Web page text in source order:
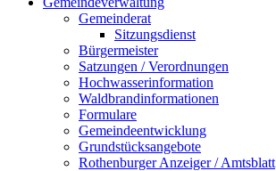
Gemeinderat
Sitzungsdienst
Bürgermeister
Satzungen / Verordnungen
Hochwasserinformation
Waldbrandinformationen
Formulare
Gemeindeentwicklung
Grundstücksangebote
Rothenburger Anzeiger / Amtsblatt